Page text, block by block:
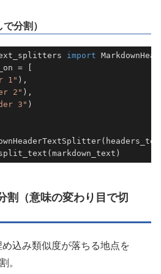
分割）
import
= [
1" ),
2" ),
3"
割（意味の変わり目で切
め込み類似度が落ちる地点を
。